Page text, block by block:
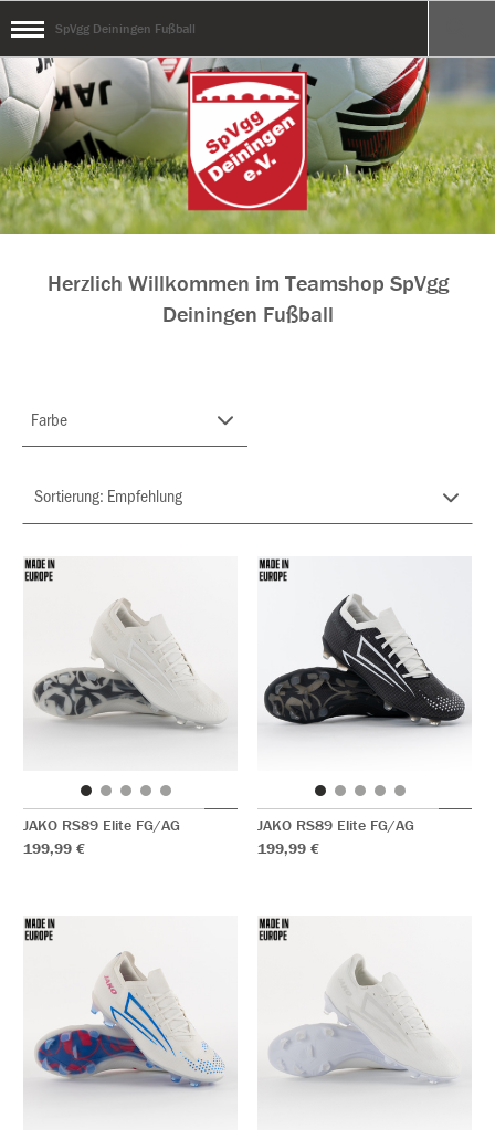
SpVgg Deiningen Fußball
Herzlich Willkommen im Teamshop SpVgg
Deiningen Fußball
Farbe
JAKO RS89 Elite FG/AG
199,99 €
JAKO RS89 Elite FG/AG
199,99 €